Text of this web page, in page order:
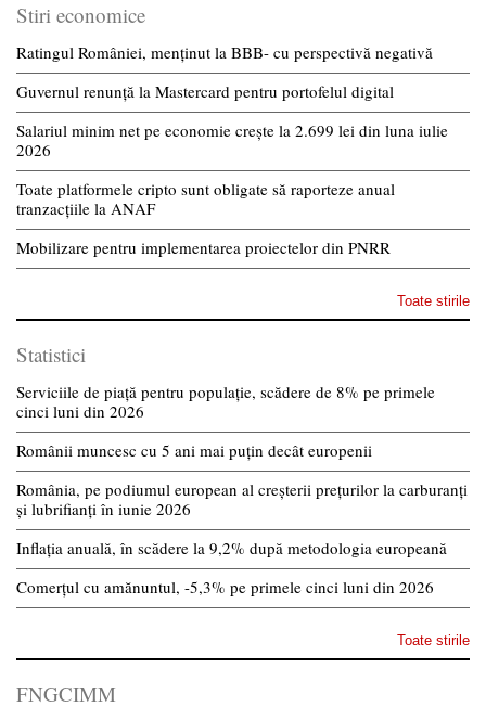
Stiri economice
Ratingul României, menținut la BBB- cu perspectivă negativă
Guvernul renunță la Mastercard pentru portofelul digital
Salariul minim net pe economie crește la 2.699 lei din luna iulie
2026
Toate platformele cripto sunt obligate să raporteze anual
tranzacțiile la ANAF
Mobilizare pentru implementarea proiectelor din PNRR
Toate stirile
Statistici
Serviciile de piață pentru populație, scădere de 8% pe primele
cinci luni din 2026
Românii muncesc cu 5 ani mai puțin decât europenii
România, pe podiumul european al creșterii prețurilor la carburanți
și lubrifianți în iunie 2026
Inflația anuală, în scădere la 9,2% după metodologia europeană
Comerțul cu amănuntul, -5,3% pe primele cinci luni din 2026
Toate stirile
FNGCIMM